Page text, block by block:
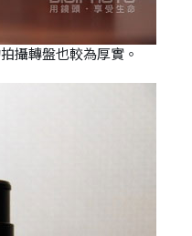
攝轉盤也較為厚實。